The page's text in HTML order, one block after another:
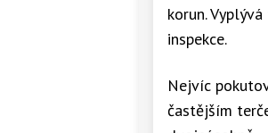
korun.
inspekce.
Nejvíc
častějším